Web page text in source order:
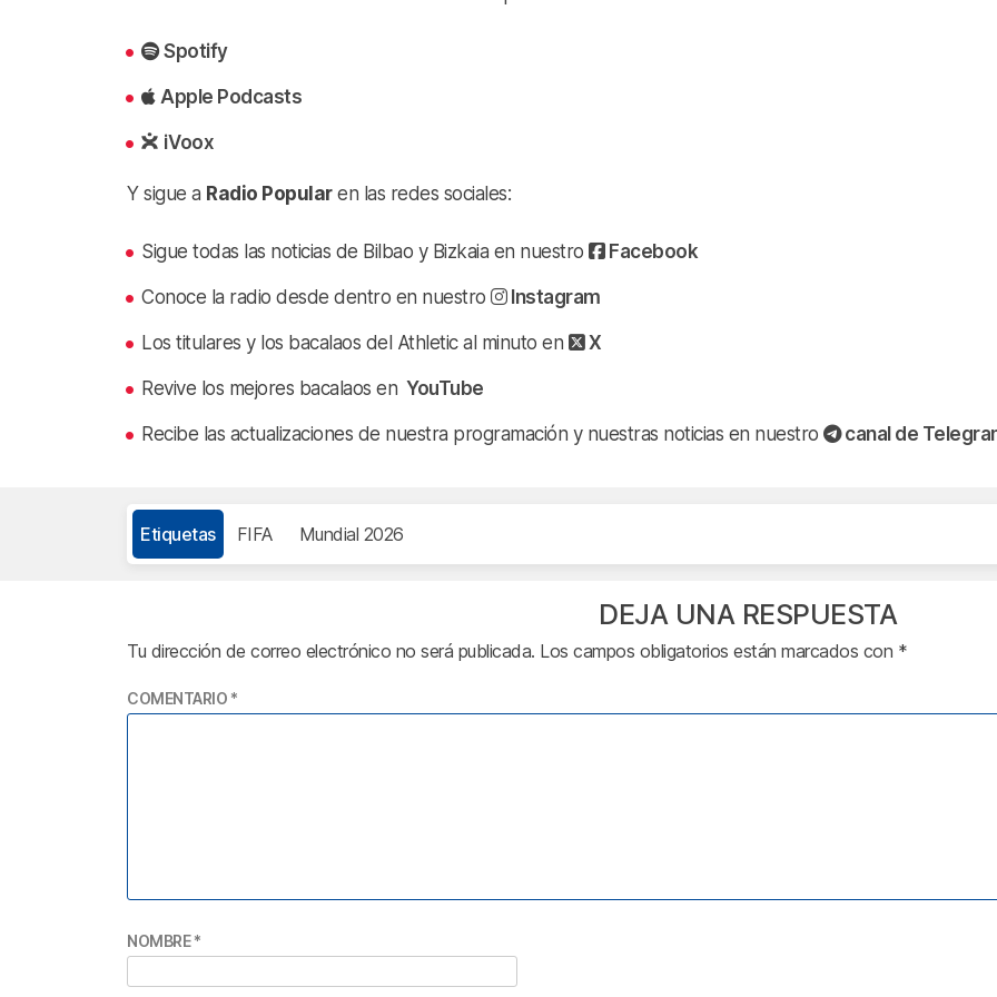
Spotify
Apple Podcasts
iVoox
Y sigue a Radio Popularen las redes sociales:
Sigue todas las noticias de Bilbao y Bizkaia en nuestro Facebook
Conoce la radio desde dentro en nuestro Instagram
Los titulares y los bacalaos del Athletic al minuto en X
Revive los mejores bacalaos en YouTube
Recibe las actualizaciones de nuestra programación y nuestras noticias en nuestro canal de
Etiquetas FIFA Mundial 2026
DEJA UNA RESPUESTA
Tu dirección de correo electrónico no será publicada. Los campos obligatorios están marcados con *
COMENTARIO *
NOMBRE*